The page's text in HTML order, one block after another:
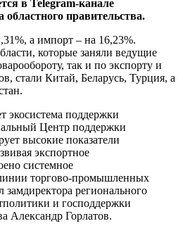
в Telegram-канале
правительства.
а импорт – на 16,23%.
которые заняли ведущие
так и по экспорту и
стали Китай, Беларусь, Турция, а
экосистема поддержки
Центр поддержки
высокие показатели
экспортное
системное
торгово-промышленных
замдиректора регионального
и господдержки
Александр Горлатов.